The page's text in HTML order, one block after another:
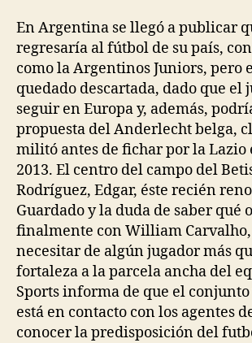
En Argentina se llegó a publicar
regresaría al fútbol de su país,
como la Argentinos Juniors, pero
quedado descartada, dado que el
seguir en Europa y, además,
propuesta del Anderlecht belga,
militó antes de fichar por la Lazio
2013. El centro del campo del
Rodríguez, Edgar, éste recién
Guardado y la duda de saber qué
finalmente con William
necesitar de algún jugador más
fortaleza a la parcela ancha del
Sports informa de que el
está en contacto con los agentes
conocer la predisposición del